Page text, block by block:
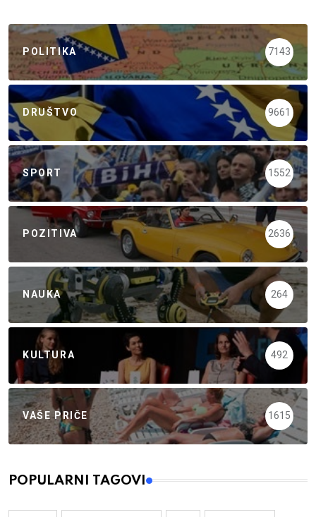
POLITIKA 7143
DRUŠTVO 9661
SPORT 1552
POZITIVA 2636
NAUKA 264
KULTURA 492
VAŠE PRIČE 1615
POPULARNI TAGOVI